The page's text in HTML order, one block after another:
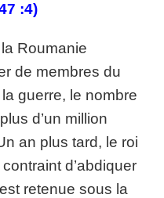
:4)
Roumanie
de membres du
guerre, le nombre
d’un million
an plus tard, le roi
d’abdiquer
retenue sous la